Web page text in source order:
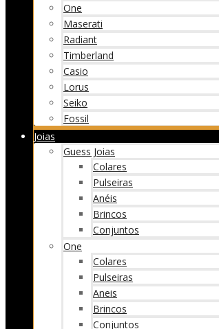
One
Maserati
Radiant
Timberland
Casio
Lorus
Seiko
Fossil
Joias
Guess Joias
Colares
Pulseiras
Anéis
Brincos
Conjuntos
One
Colares
Pulseiras
Aneis
Brincos
Conjuntos